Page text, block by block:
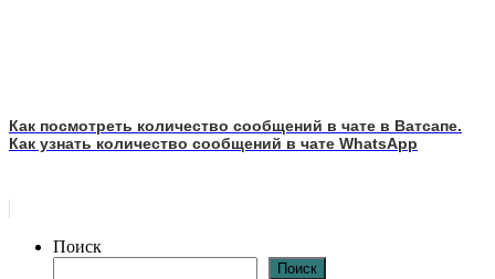
Как посмотреть количество сообщений в чате в Ватсапе.
Как узнать количество сообщений в чате WhatsApp
Поиск
Поиск